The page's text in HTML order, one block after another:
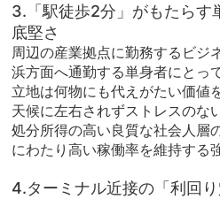
3.「駅徒歩2分」がもたらす
底堅さ
周辺の産業拠点に勤務するビジ
浜方面へ通勤する単身者にとっ
立地は何物にも代えがたい価値
天候に左右されずストレスのな
処分所得の高い良質な社会人層
にわたり高い稼働率を維持する
4.ターミナル近接の「利回